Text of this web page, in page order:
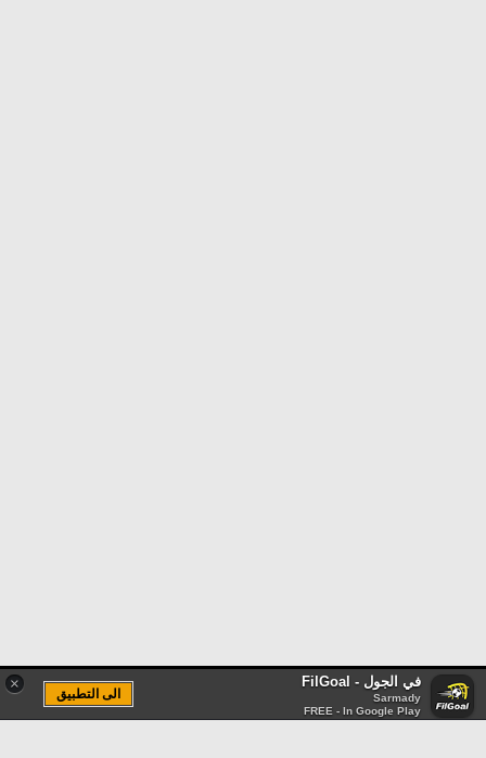
× في الجول - FilGoal
Sarmady
FREE - In Google Play
الى التطبيق